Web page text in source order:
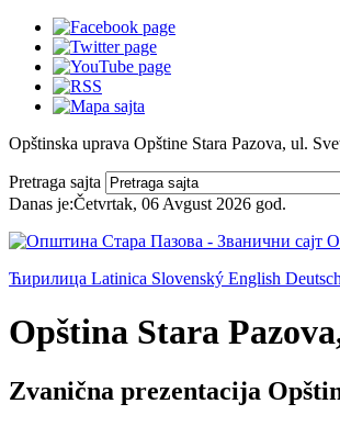
Opštinska uprava Opštine Stara Pazova, ul.
Pretraga sajta
Danas je:Četvrtak, 06 Avgust 2026 god.
Ћирилица Latinica Slovenský English Deutsch
Opština Stara
Zvanična prezentacija